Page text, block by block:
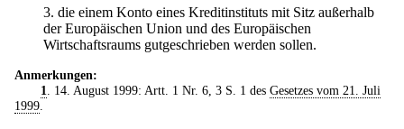
3. die einem Konto eines Kreditinstituts mit Sitz außerhalb
der Europäischen Union und des Europäischen
Wirtschaftsraums gutgeschrieben werden sollen.
Anmerkungen:
1
. 14. August 1999: Artt. 1 Nr. 6, 3 S. 1 des Gesetzes vom 21. Juli
1999